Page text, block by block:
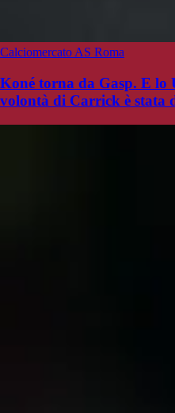
Calciomercato AS Roma
Koné torna da Gasp. E
volontà di Carrick è stata